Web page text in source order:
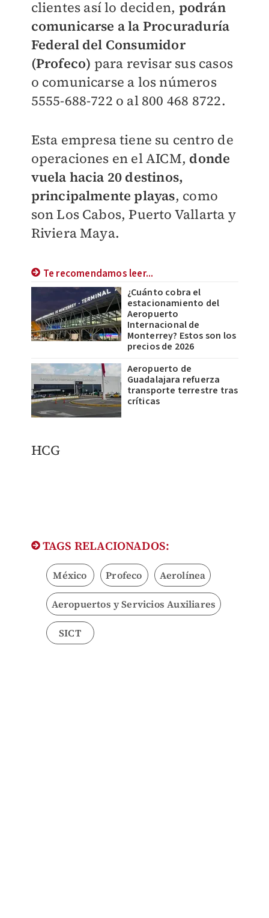
clientes así lo deciden, podrán
comunicarse a la Procuraduría
Federal del Consumidor
(Profeco) para revisar sus casos
o comunicarse a los números
5555-688-722 o al 800 468 8722.
Esta empresa tiene su centro de
operaciones en el AICM, donde
vuela hacia 20 destinos,
principalmente playas, como
son Los Cabos, Puerto Vallarta y
Riviera Maya.
Te recomendamos leer...
¿Cuánto cobra el
estacionamiento del
Aeropuerto
Internacional de
Monterrey? Estos son los
precios de 2026
Aeropuerto de
Guadalajara refuerza
transporte terrestre tras
críticas
HCG
TAGS RELACIONADOS:
México Profeco Aerolínea
Aeropuertos y Servicios Auxiliares
SICT